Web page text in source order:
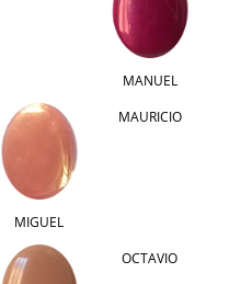
MANUEL
MIGUEL
MAURICIO
OCTAVIO